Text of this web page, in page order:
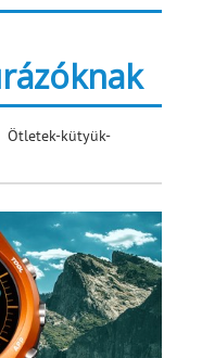
Ötletek-kütyük-